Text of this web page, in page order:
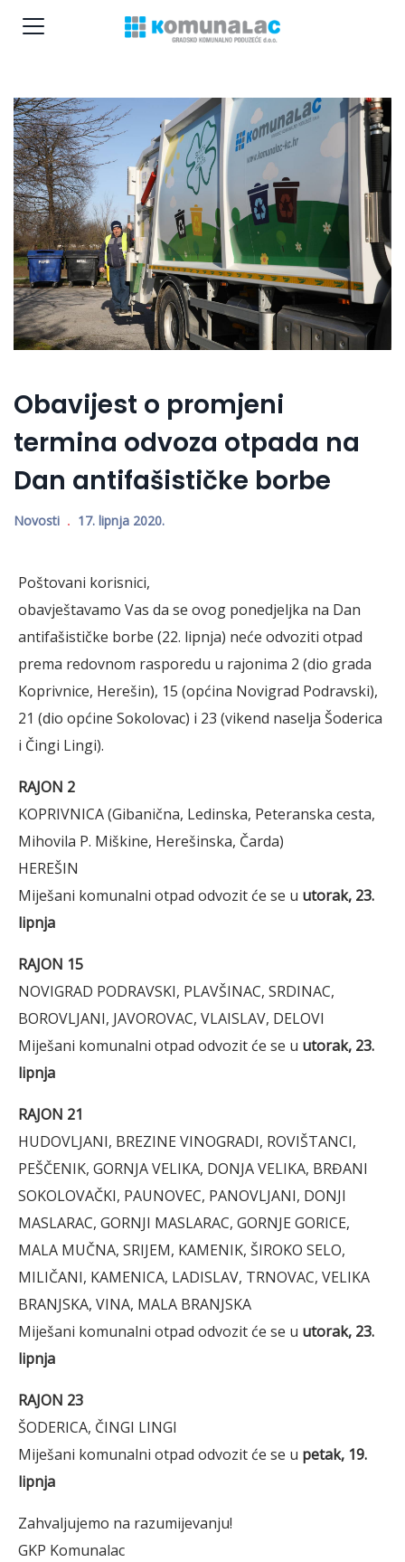
Obavijest o promjeni
termina odvoza otpada na
Dan antifašističke borbe
Novosti 17. lipnja 2020.
Poštovani korisnici,
obavještavamo Vas da se ovog ponedjeljka na Dan
antifašističke borbe (22. lipnja) neće odvoziti otpad
prema redovnom rasporedu u rajonima 2 (dio grada
Koprivnice, Herešin), 15 (općina Novigrad Podravski),
21 (dio općine Sokolovac) i 23 (vikend naselja Šoderica
i Čingi Lingi).
RAJON 2
KOPRIVNICA (Gibanična, Ledinska, Peteranska cesta,
Mihovila P. Miškine, Herešinska, Čarda)
HEREŠIN
Miješani komunalni otpad odvozit će se u utorak, 23.
lipnja
RAJON 15
NOVIGRAD PODRAVSKI, PLAVŠINAC, SRDINAC,
BOROVLJANI, JAVOROVAC, VLAISLAV, DELOVI
Miješani komunalni otpad odvozit će se u utorak, 23.
lipnja
RAJON 21
HUDOVLJANI, BREZINE VINOGRADI, ROVIŠTANCI,
PEŠČENIK, GORNJA VELIKA, DONJA VELIKA, BRĐANI
SOKOLOVAČKI, PAUNOVEC, PANOVLJANI, DONJI
MASLARAC, GORNJI MASLARAC, GORNJE GORICE,
MALA MUČNA, SRIJEM, KAMENIK, ŠIROKO SELO,
MILIČANI, KAMENICA, LADISLAV, TRNOVAC, VELIKA
BRANJSKA, VINA, MALA BRANJSKA
Miješani komunalni otpad odvozit će se u utorak, 23.
lipnja
RAJON 23
ŠODERICA, ČINGI LINGI
Miješani komunalni otpad odvozit će se u petak, 19.
lipnja
Zahvaljujemo na razumijevanju!
GKP Komunalac